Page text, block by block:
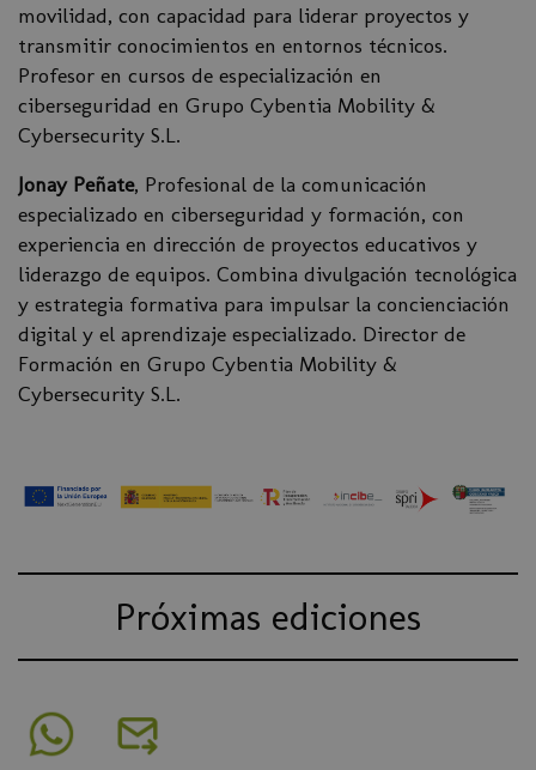
movilidad, con capacidad para liderar proyectos y
transmitir conocimientos en entornos técnicos.
Profesor en cursos de especialización en
ciberseguridad en Grupo Cybentia Mobility &
Cybersecurity S.L.
Jonay Peñate, Profesional de la comunicación
especializado en ciberseguridad y formación, con
experiencia en dirección de proyectos educativos y
liderazgo de equipos. Combina divulgación tecnológica
y estrategia formativa para impulsar la concienciación
digital y el aprendizaje especializado. Director de
Formación en Grupo Cybentia Mobility &
Cybersecurity S.L.
Próximas ediciones